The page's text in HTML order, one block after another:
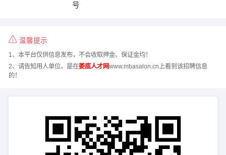
号
温馨提示
1、本平台仅供信息发布，不会收取押金、保证金均！
2、请告知用人单位，是在娄底人才网www.mbasalon.cn上看到该招聘信息
的！